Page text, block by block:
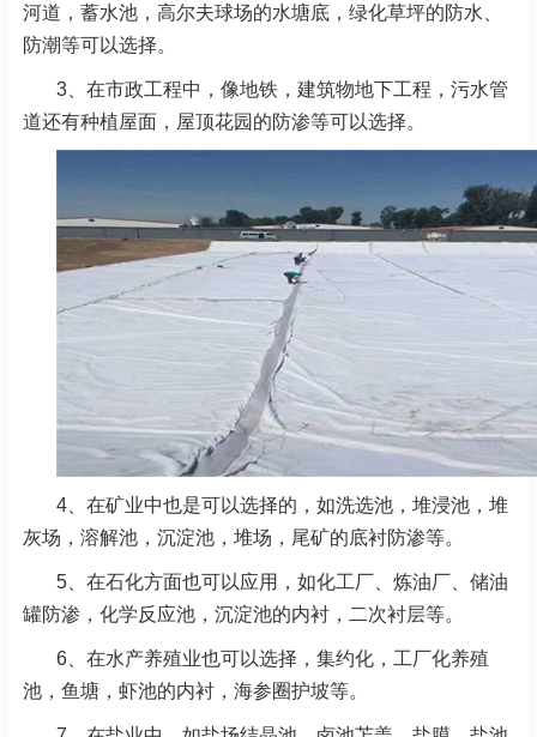
河道，蓄水池，高尔夫球场的水塘底，绿化草坪的防水、
防潮等可以选择。
3、在市政工程中，像地铁，建筑物地下工程，污水管
道还有种植屋面，屋顶花园的防渗等可以选择。
4、在矿业中也是可以选择的，如洗选池，堆浸池，堆
灰场，溶解池，沉淀池，堆场，尾矿的底衬防渗等。
5、在石化方面也可以应用，如化工厂、炼油厂、储油
罐防渗，化学反应池，沉淀池的内衬，二次衬层等。
6、在水产养殖业也可以选择，集约化，工厂化养殖
池，鱼塘，虾池的内衬，海参圈护坡等。